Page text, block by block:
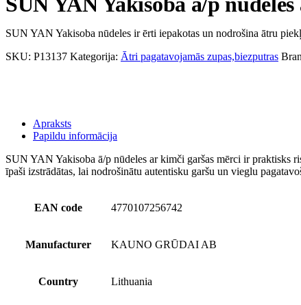
SUN YAN Yakisoba nūdeles ir ērti iepakotas un nodrošina ātru
SKU: P13137 Kategorija: Ātri pagatavojamās zupas,biezputras
Apraksts
Papildu informācija
SUN YAN Yakisoba ā/p nūdeles ar kimči garšas mērci ir praktisks
īpaši izstrādātas, lai nodrošinātu autentisku garšu un vieglu
EAN code 4770107256742
Manufacturer KAUNO GRŪDAI AB
Country Lithuania